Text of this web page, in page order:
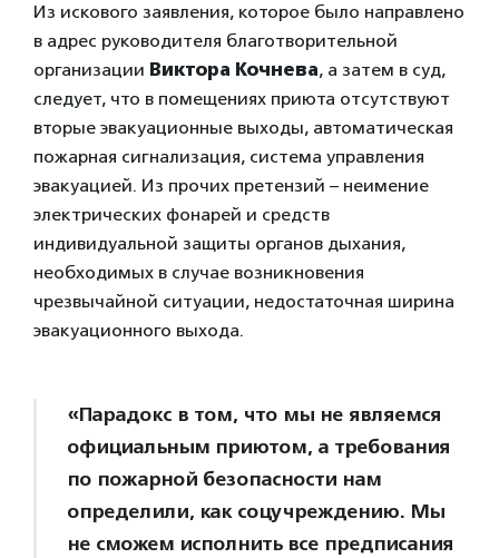
Из искового заявления, которое было направлено
в адрес руководителя благотворительной
организации Виктора Кочнева, а затем в суд,
следует, что в помещениях приюта отсутствуют
вторые эвакуационные выходы, автоматическая
пожарная сигнализация, система управления
эвакуацией. Из прочих претензий – неимение
электрических фонарей и средств
индивидуальной защиты органов дыхания,
необходимых в случае возникновения
чрезвычайной ситуации, недостаточная ширина
эвакуационного выхода.
«Парадокс в том, что мы не являемся
официальным приютом, а требования
по пожарной безопасности нам
определили, как соцучреждению. Мы
не сможем исполнить все предписания